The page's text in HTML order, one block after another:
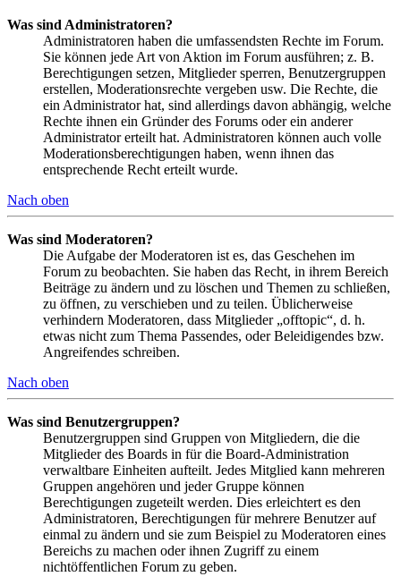
Was sind Administratoren?
Administratoren haben die umfassendsten Rechte im Forum.
Sie können jede Art von Aktion im Forum ausführen; z. B.
Berechtigungen setzen, Mitglieder sperren, Benutzergruppen
erstellen, Moderationsrechte vergeben usw. Die Rechte, die
ein Administrator hat, sind allerdings davon abhängig, welche
Rechte ihnen ein Gründer des Forums oder ein anderer
Administrator erteilt hat. Administratoren können auch volle
Moderationsberechtigungen haben, wenn ihnen das
entsprechende Recht erteilt wurde.
Nach oben
Was sind Moderatoren?
Die Aufgabe der Moderatoren ist es, das Geschehen im
Forum zu beobachten. Sie haben das Recht, in ihrem Bereich
Beiträge zu ändern und zu löschen und Themen zu schließen,
zu öffnen, zu verschieben und zu teilen. Üblicherweise
verhindern Moderatoren, dass Mitglieder „offtopic“, d. h.
etwas nicht zum Thema Passendes, oder Beleidigendes bzw.
Angreifendes schreiben.
Nach oben
Was sind Benutzergruppen?
Benutzergruppen sind Gruppen von Mitgliedern, die die
Mitglieder des Boards in für die Board-Administration
verwaltbare Einheiten aufteilt. Jedes Mitglied kann mehreren
Gruppen angehören und jeder Gruppe können
Berechtigungen zugeteilt werden. Dies erleichtert es den
Administratoren, Berechtigungen für mehrere Benutzer auf
einmal zu ändern und sie zum Beispiel zu Moderatoren eines
Bereichs zu machen oder ihnen Zugriff zu einem
nichtöffentlichen Forum zu geben.